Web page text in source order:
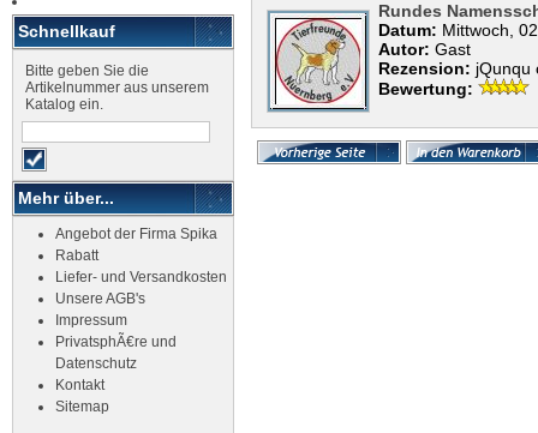
Schnellkauf
Bitte geben Sie die
Artikelnummer aus unserem
Katalog ein.
Mehr über...
Angebot der Firma Spika
Rabatt
Liefer- und Versandkosten
Unsere AGB's
Impressum
PrivatsphÃ€re und
Datenschutz
Kontakt
Sitemap
Rundes
Datum: Mittwoch,
Autor: Gast
Rezension: jQunqu
Bewertung: